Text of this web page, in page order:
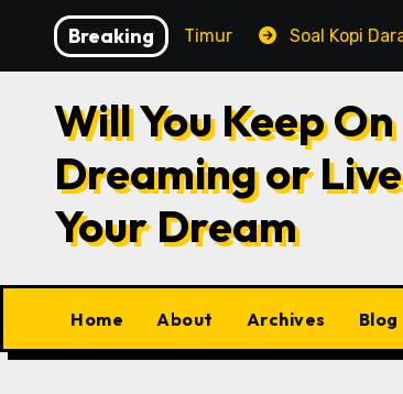
content
Breaking
Di Jakarta Timur Soal Kopi Darat
Will You Keep On
Dreaming or Live
Your Dream
Home About Archives Blog